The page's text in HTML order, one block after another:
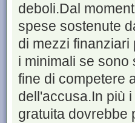
deboli.Dal
spese sostenute
di mezzi
i minimali se
fine di competere
dell'accusa.In più
gratuita dovrebbe